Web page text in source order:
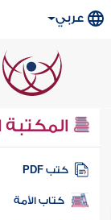
عربي
المكتبة
كتب PDF